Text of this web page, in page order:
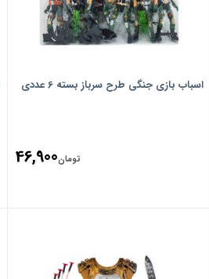
اسباب بازی جنگی طرح سرباز بسته 6 عددی
تومان46,900